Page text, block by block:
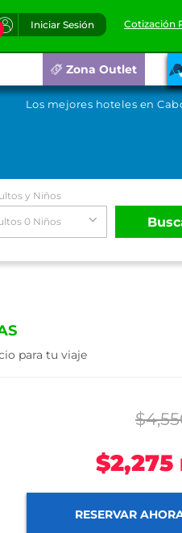
Iniciar Sesión Cotización
Zona Outlet
Los mejores hoteles en
y Niños
0 Niños
para tu viaje
RESERVAR